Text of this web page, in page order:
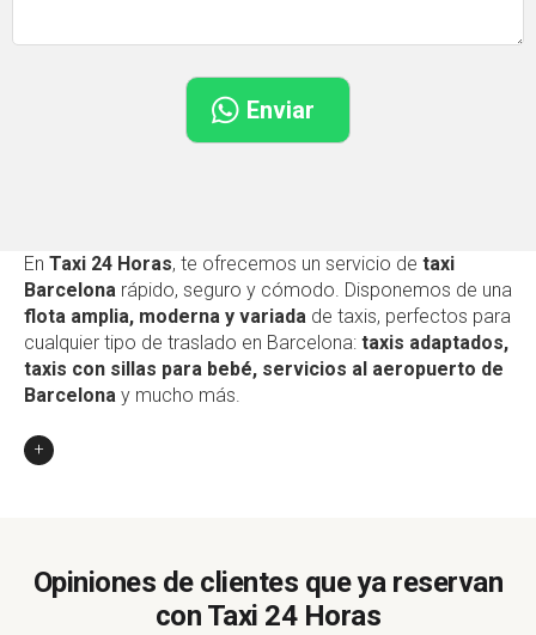
En Taxi 24 Horas, te ofrecemos un servicio de taxi
Barcelona rápido, seguro y cómodo. Disponemos de una
flota amplia, moderna y variada de taxis, perfectos para
cualquier tipo de traslado en Barcelona: taxis adaptados,
taxis con sillas para bebé, servicios al aeropuerto de
Barcelona y mucho más.
+
Opiniones de clientes que ya reservan
con Taxi 24 Horas